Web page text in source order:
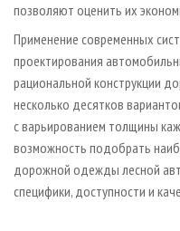
позволяют оценить их
Применение современных
проектирования
рациональной конструкции
несколько десятков
с варьированием толщины
возможность подобрать
дорожной одежды лесной
специфики, доступности и